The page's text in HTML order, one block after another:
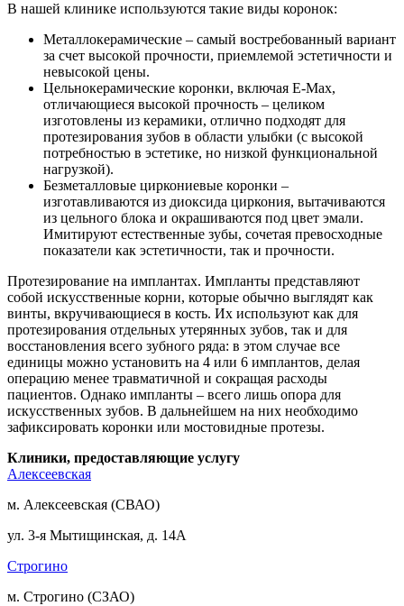
В нашей клинике используются такие виды коронок:
Металлокерамические – самый востребованный вариант
за счет высокой прочности, приемлемой эстетичности и
невысокой цены.
Цельнокерамические коронки, включая E-Max,
отличающиеся высокой прочность – целиком
изготовлены из керамики, отлично подходят для
протезирования зубов в области улыбки (с высокой
потребностью в эстетике, но низкой функциональной
нагрузкой).
Безметалловые циркониевые коронки –
изготавливаются из диоксида циркония, вытачиваются
из цельного блока и окрашиваются под цвет эмали.
Имитируют естественные зубы, сочетая превосходные
показатели как эстетичности, так и прочности.
Протезирование на имплантах. Импланты представляют
собой искусственные корни, которые обычно выглядят как
винты, вкручивающиеся в кость. Их используют как для
протезирования отдельных утерянных зубов, так и для
восстановления всего зубного ряда: в этом случае все
единицы можно установить на 4 или 6 имплантов, делая
операцию менее травматичной и сокращая расходы
пациентов. Однако импланты – всего лишь опора для
искусственных зубов. В дальнейшем на них необходимо
зафиксировать коронки или мостовидные протезы.
Клиники, предоставляющие услугу
Алексеевская
м. Алексеевская (СВАО)
ул. 3-я Мытищинская, д. 14А
Строгино
м. Строгино (СЗАО)